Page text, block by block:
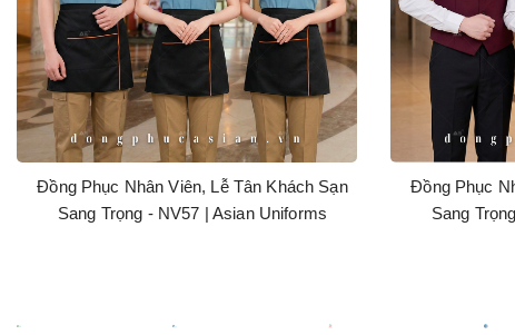
Đồng Phục Nhân Viên, Lễ Tân Khách Sạn
Sang Trọng - NV57 | Asian Uniforms
Đồng Phục
Sang